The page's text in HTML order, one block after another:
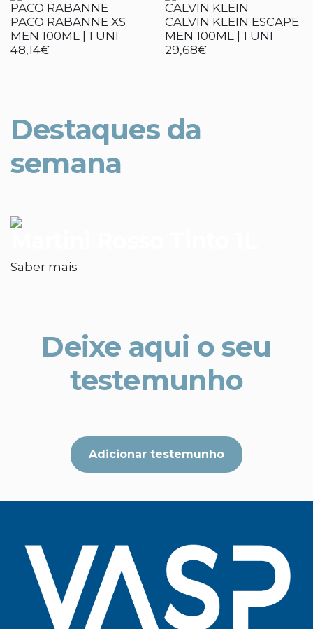
PACO RABANNE
PACO RABANNE XS
MEN 100ML | 1 UNI
48,14€
CALVIN KLEIN
CALVIN KLEIN ESCAPE
MEN 100ML | 1 UNI
29,68€
Destaques da
semana
Saber mais
Deixe aqui o seu
testemunho
Adicionar testemunho